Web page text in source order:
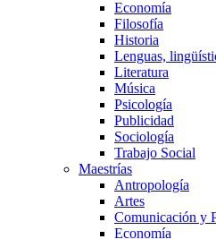
Economía
Filosofía
Historia
Lenguas,
Literatura
Música
Psicología
Publicidad
Sociología
Trabajo Social
Maestrías
Antropología
Artes
Comunicación y
Economía